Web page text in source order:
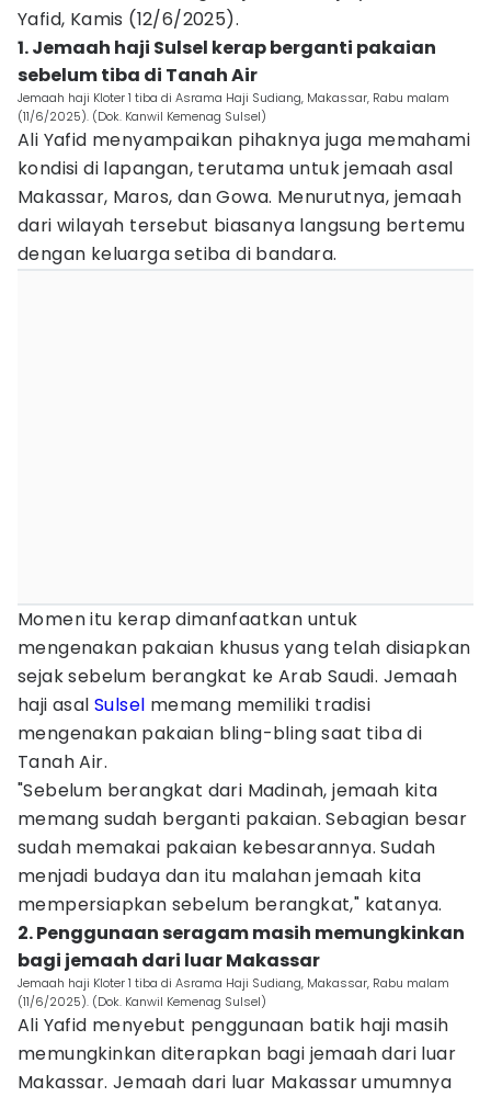
Yafid, Kamis (12/6/2025).
1. Jemaah haji Sulsel kerap berganti pakaian
sebelum tiba di Tanah Air
Jemaah haji Kloter 1 tiba di Asrama Haji Sudiang, Makassar, Rabu malam
(11/6/2025). (Dok. Kanwil Kemenag Sulsel)
Ali Yafid menyampaikan pihaknya juga memahami
kondisi di lapangan, terutama untuk jemaah asal
Makassar, Maros, dan Gowa. Menurutnya, jemaah
dari wilayah tersebut biasanya langsung bertemu
dengan keluarga setiba di bandara.
Momen itu kerap dimanfaatkan untuk
mengenakan pakaian khusus yang telah disiapkan
sejak sebelum berangkat ke Arab Saudi. Jemaah
haji asal Sulsel memang memiliki tradisi
mengenakan pakaian bling-bling saat tiba di
Tanah Air.
"Sebelum berangkat dari Madinah, jemaah kita
memang sudah berganti pakaian. Sebagian besar
sudah memakai pakaian kebesarannya. Sudah
menjadi budaya dan itu malahan jemaah kita
mempersiapkan sebelum berangkat," katanya.
2. Penggunaan seragam masih memungkinkan
bagi jemaah dari luar Makassar
Jemaah haji Kloter 1 tiba di Asrama Haji Sudiang, Makassar, Rabu malam
(11/6/2025). (Dok. Kanwil Kemenag Sulsel)
Ali Yafid menyebut penggunaan batik haji masih
memungkinkan diterapkan bagi jemaah dari luar
Makassar. Jemaah dari luar Makassar umumnya